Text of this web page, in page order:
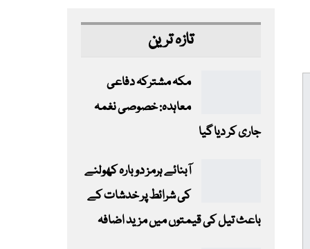
تازہ ترین
مکہ مشترکہ دفاعی
معاہدہ: خصوصی نغمہ
جاری کر دیا گیا
آبنائے ہرمز دوبارہ کھولنے
کی شرائط پر خدشات کے
باعث تیل کی قیمتوں میں مزید اضافہ